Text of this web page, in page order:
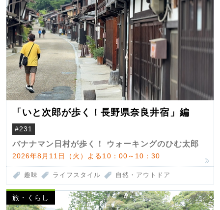
「いと次郎が歩く！長野県奈良井宿」編
#231
バナナマン日村が歩く！ ウォーキングのひむ太郎
2026年8月11日（火）よる10：00～10：30
趣味 ライフスタイル 自然・アウトドア
旅・くらし